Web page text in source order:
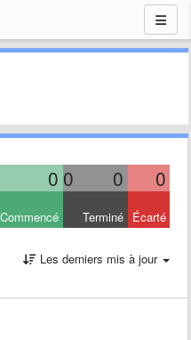
0 0 0 0
Commencé Terminé Écarté
Les derniers mis à jour